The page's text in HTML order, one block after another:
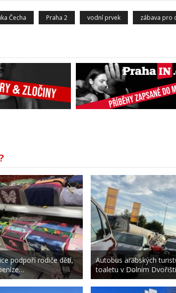
Čecha Praha 2 vodní prvek zábava pro
podpoří rodiče dětí,
Autobus arabských
toaletu v Dolním